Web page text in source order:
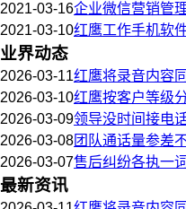
2021-03-16企业微信营销管
2021-03-10红鹰工作手机软
业界动态
2026-03-11红鹰将录音内容
2026-03-10红鹰按客户等级
2026-03-09领导没时间接电
2026-03-08团队通话量参差
2026-03-07售后纠纷各执一
最新资讯